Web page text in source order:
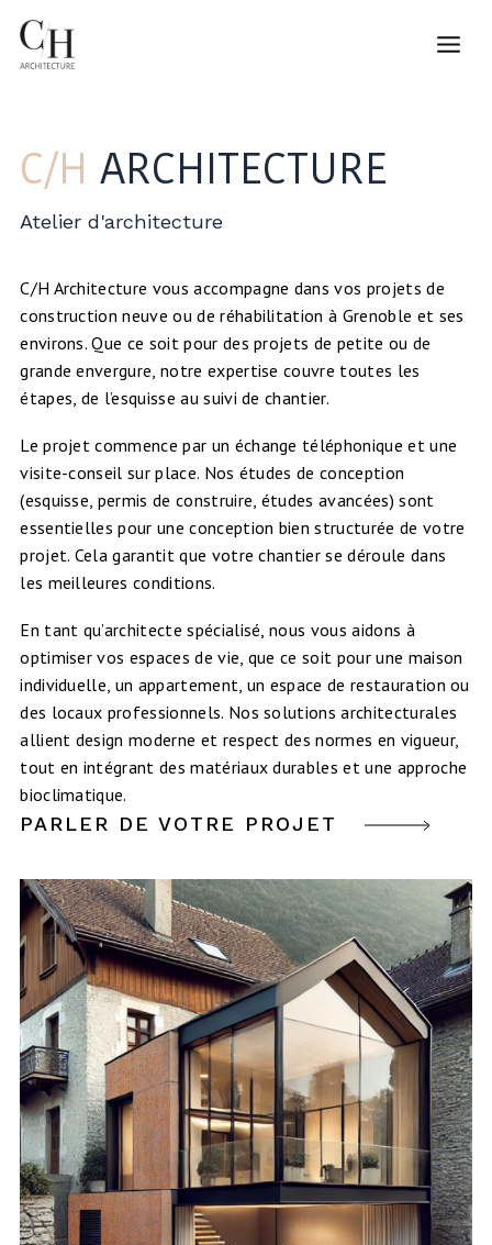
au
contenu
C/H ARCHITECTURE
Atelier d'architecture
C/H Architecture vous accompagne dans vos projets de
construction neuve ou de réhabilitation à Grenoble et ses
environs. Que ce soit pour des projets de petite ou de
grande envergure, notre expertise couvre toutes les
étapes, de l’esquisse au suivi de chantier.
Le projet commence par un échange téléphonique et une
visite-conseil sur place. Nos études de conception
(esquisse, permis de construire, études avancées) sont
essentielles pour une conception bien structurée de votre
projet. Cela garantit que votre chantier se déroule dans
les meilleures conditions.
En tant qu’architecte spécialisé, nous vous aidons à
optimiser vos espaces de vie, que ce soit pour une maison
individuelle, un appartement, un espace de restauration ou
des locaux professionnels. Nos solutions architecturales
allient design moderne et respect des normes en vigueur,
tout en intégrant des matériaux durables et une approche
bioclimatique.
PARLER DE VOTRE PROJET